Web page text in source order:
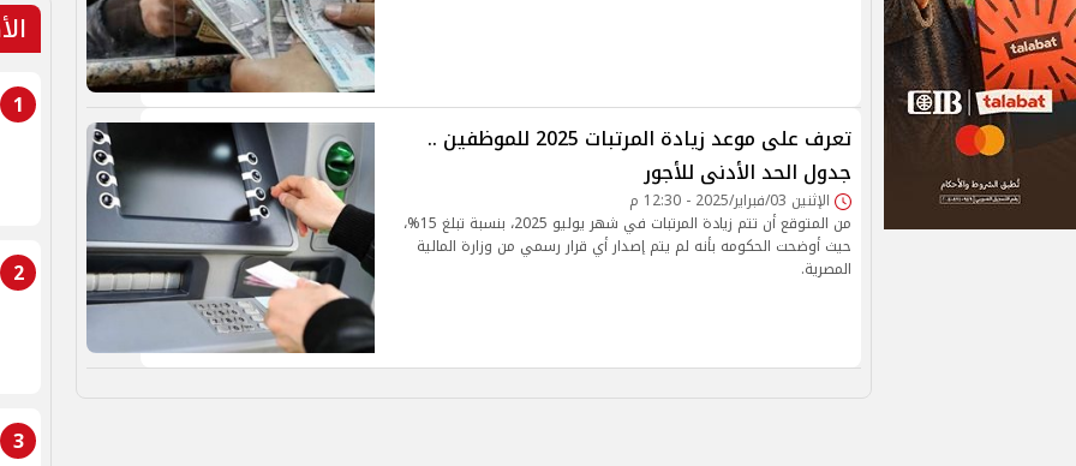
تعرف على موعد زيادة المرتبات 2025 للموظفين ..
جدول الحد الأدنى للأجور
الإثنين 03/فبراير/2025 - 12:30 م
من المتوقع أن تتم زيادة المرتبات في شهر يوليو 2025، بنسبة تبلغ 15%،
حيث أوضحت الحكومه بأنه لم يتم إصدار أي قرار رسمي من وزارة المالية
المصرية.
1
2
3